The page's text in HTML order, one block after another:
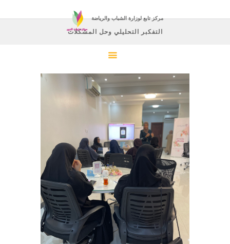
مركز تابع لوزارة الشباب والرياضة
التفكبر التحليلي وحل المشكلات